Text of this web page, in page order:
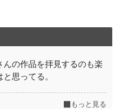
の作品を拝見するのも楽
思ってる。
もっと見る